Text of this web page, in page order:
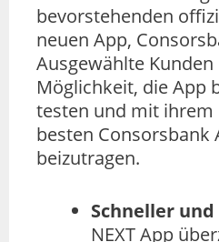
bevorstehenden
neuen App,
Ausgewählte
Möglichkeit, die App
testen und mit ihrem
besten Consorsbank
beizutragen.
Schneller
NEXT App